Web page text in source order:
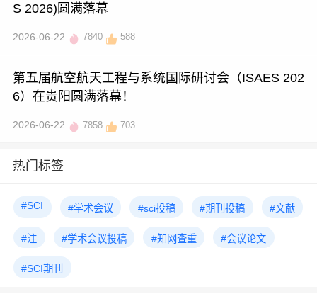
S 2026)圆满落幕
2026-06-22 7840 588
第五届航空航天工程与系统国际研讨会（ISAES 202
6）在贵阳圆满落幕！
2026-06-22 7858 703
热门标签
#SCI #学术会议 #sci投稿 #期刊投稿 #文献
#注 #学术会议投稿 #知网查重 #会议论文
#SCI期刊